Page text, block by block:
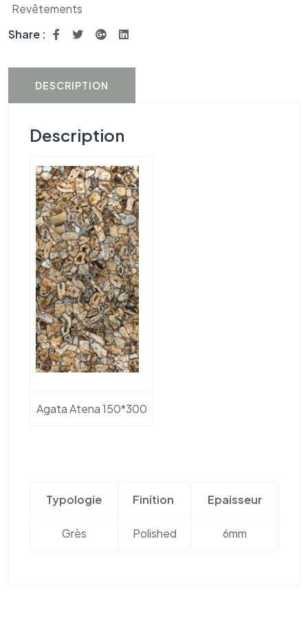
Revêtements
Share :
DESCRIPTION
Description
Agata Atena 150*300
Typologie Finition Epaisseur
Grès Polished 6mm